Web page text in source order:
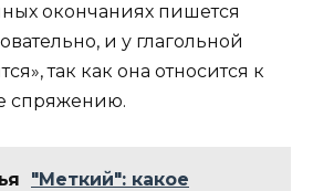
окончаниях пишется
и у глагольной
так как она относится к
спряжению.
"Меткий": какое